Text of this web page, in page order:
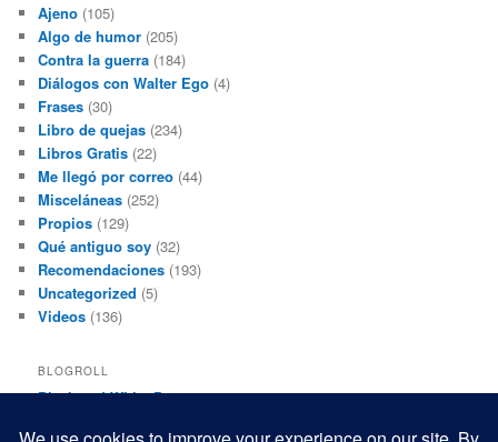
Ajeno (105)
Algo de humor (205)
Contra la guerra (184)
Diálogos con Walter Ego (4)
Frases (30)
Libro de quejas (234)
Libros Gratis (22)
Me llegó por correo (44)
Misceláneas (252)
Propios (129)
Qué antiguo soy (32)
Recomendaciones (193)
Uncategorized (5)
Videos (136)
BLOGROLL
Black and White Power